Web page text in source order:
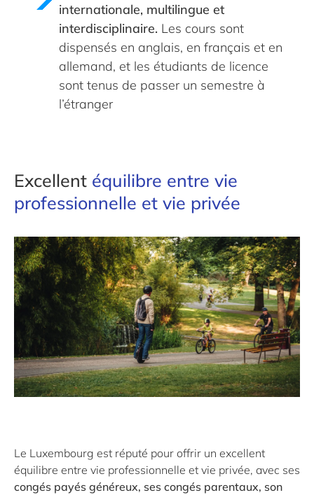
internationale, multilingue et
interdisciplinaire. Les cours sont
dispensés en anglais, en français et en
allemand, et les étudiants de licence
sont tenus de passer un semestre à
l’étranger
Excellent équilibre entre vie
professionnelle et vie privée
Le Luxembourg est réputé pour offrir un excellent
équilibre entre vie professionnelle et vie privée, avec ses
congés payés généreux, ses congés parentaux, son